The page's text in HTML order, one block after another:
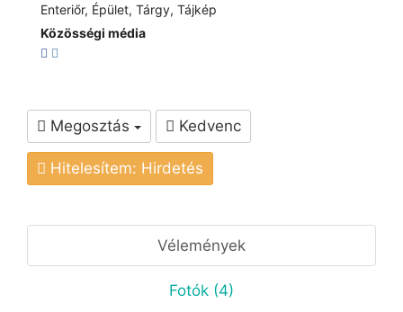
Enteriőr, Épület, Tárgy, Tájkép
Közösségi média
Megosztás Kedvenc
Hitelesítem: Hirdetés
Vélemények
Fotók (4)